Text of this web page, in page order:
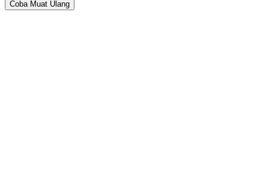
Coba Muat Ulang